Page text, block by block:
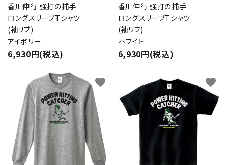
香川伸行 強打の捕手
ロングスリーブTシャツ
(袖リブ)
アイボリー
6,930円(税込)
香川伸行 強打の捕手
ロングスリーブTシャツ
(袖リブ)
ホワイト
6,930円(税込)
favorite favorite